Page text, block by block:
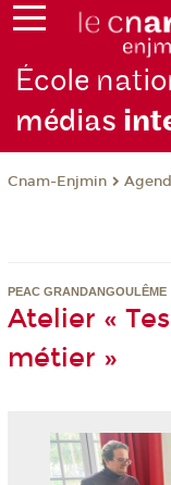
École
médias
Cnam-Enjmin
PEAC GRANDANGOULÊME
Atelier «
métier »